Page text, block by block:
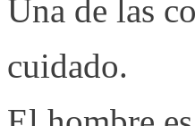
Una de las
cuidado.